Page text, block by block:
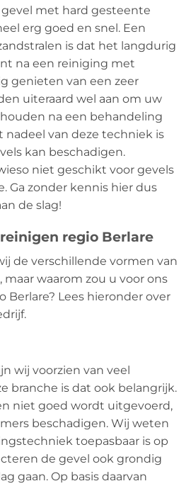
met hard gesteente
erg goed en snel. Een
is dat het langdurig
na een reiniging met
genieten van een zeer
uiteraard wel aan om uw
na een behandeling
nadeel van deze techniek is
kan beschadigen.
niet geschikt voor gevels
Ga zonder kennis hier dus
de slag!
regio Berlare
de verschillende vormen van
waarom zou u voor ons
Berlare? Lees hieronder over
wij voorzien van veel
branche is dat ook belangrijk.
niet goed wordt uitgevoerd,
beschadigen. Wij weten
toepasbaar is op
de gevel ook grondig
gaan. Op basis daarvan